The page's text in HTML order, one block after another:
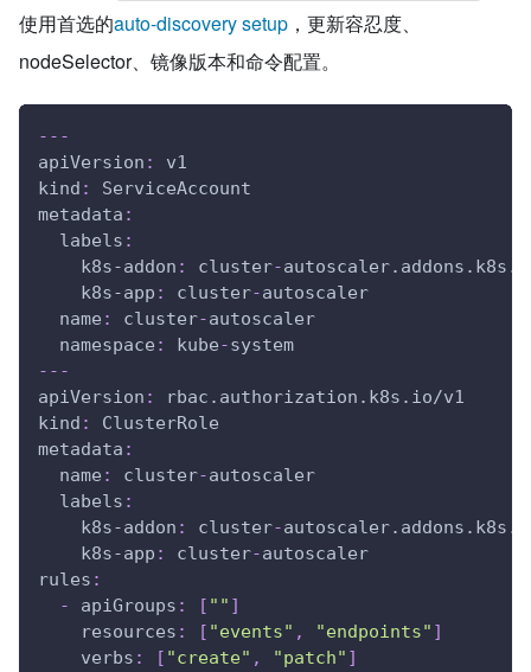
使用首选的auto-discovery setup ，更新容忍度、
nodeSelector、镜像版本和命令配置。
---
apiVersion :
v1
kind :
ServiceAccount
metadata :
labels :
k8s-addon : cluster-
k8s-app : cluster-autoscaler
name : cluster-autoscaler
namespace : kube-system
---
apiVersion :
rbac.authorization.k8s.io/v1
kind :
ClusterRole
metadata :
name : cluster-autoscaler
labels :
k8s-addon : cluster-
k8s-app : cluster-autoscaler
rules :
-
apiGroups : [ "" ]
resources : [ "events" , "endpoints" ]
verbs : [ "create" , "patch" ]